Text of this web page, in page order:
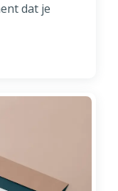
dat je